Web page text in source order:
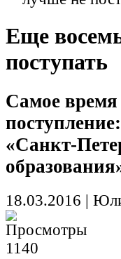
Еще
поступать
Самое
«Санкт-
18.03.2016 |
1140